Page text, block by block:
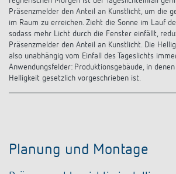
Präsenzmelder den Anteil an Kunstlicht, um die
im Raum zu erreichen. Zieht die Sonne im Lauf
sodass mehr Licht durch die Fenster einfällt,
Präsenzmelder den Anteil an Kunstlicht. Die
also unabhängig vom Einfall des Tageslichts
Anwendungsfelder: Produktionsgebäude, in
Helligkeit gesetzlich vorgeschrieben ist.
Planung und Montage